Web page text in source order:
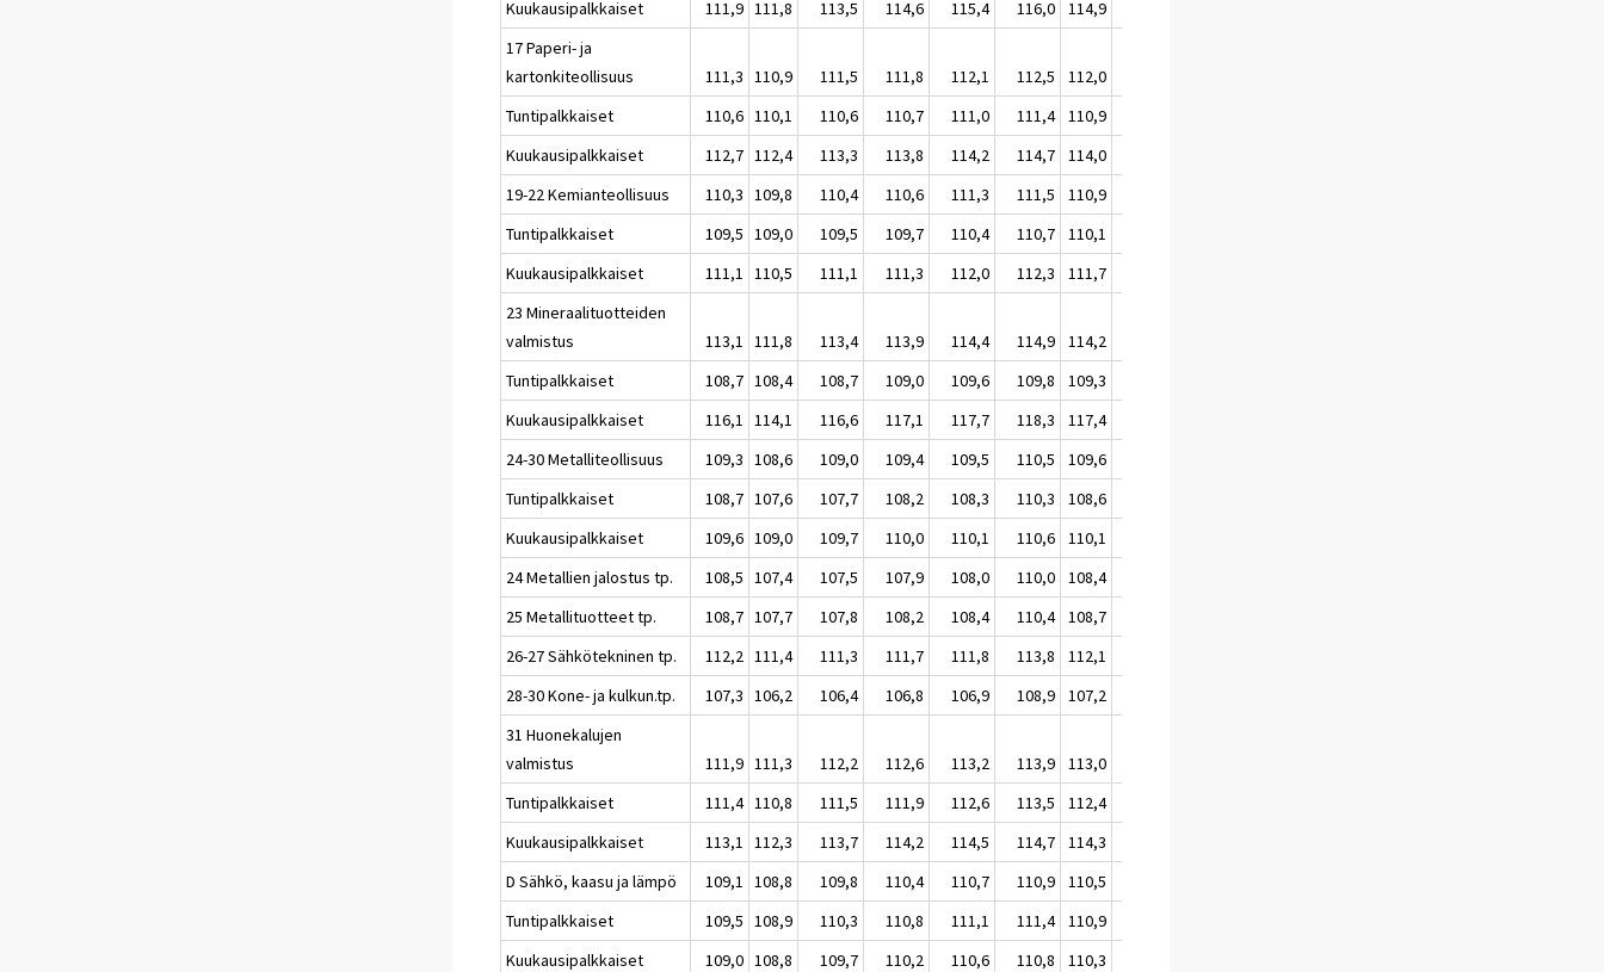
Kuukausipalkkaiset
111,9 111,8 113,5 114,6 115,4 116,0 114,9
17 Paperi- ja
kartonkiteollisuus
111,3 110,9 111,5 111,8 112,1 112,5 112,0
Tuntipalkkaiset
110,6 110,1 110,6 110,7 111,0 111,4 110,9
Kuukausipalkkaiset
112,7 112,4 113,3 113,8 114,2 114,7 114,0
19-22 Kemianteollisuus
110,3 109,8 110,4 110,6 111,3 111,5 110,9
Tuntipalkkaiset
109,5 109,0 109,5 109,7 110,4 110,7 110,1
Kuukausipalkkaiset
111,1 110,5 111,1 111,3 112,0 112,3 111,7
23 Mineraalituotteiden
valmistus
113,1 111,8 113,4 113,9 114,4 114,9 114,2
Tuntipalkkaiset
108,7 108,4 108,7 109,0 109,6 109,8 109,3
Kuukausipalkkaiset
116,1 114,1 116,6 117,1 117,7 118,3 117,4
24-30 Metalliteollisuus
109,3 108,6 109,0 109,4 109,5 110,5 109,6
Tuntipalkkaiset
108,7 107,6 107,7 108,2 108,3 110,3 108,6
Kuukausipalkkaiset
109,6 109,0 109,7 110,0 110,1 110,6 110,1
24 Metallien jalostus tp.
108,5 107,4 107,5 107,9 108,0 110,0 108,4
25 Metallituotteet tp.
108,7 107,7 107,8 108,2 108,4 110,4 108,7
26-27 Sähkötekninen tp.
112,2 111,4 111,3 111,7 111,8 113,8 112,1
28-30 Kone- ja kulkun.tp.
107,3 106,2 106,4 106,8 106,9 108,9 107,2
31 Huonekalujen
valmistus
111,9 111,3 112,2 112,6 113,2 113,9 113,0
Tuntipalkkaiset
111,4 110,8 111,5 111,9 112,6 113,5 112,4
Kuukausipalkkaiset
113,1 112,3 113,7 114,2 114,5 114,7 114,3
D Sähkö, kaasu ja lämpö
109,1 108,8 109,8 110,4 110,7 110,9 110,5
Tuntipalkkaiset
109,5 108,9 110,3 110,8 111,1 111,4 110,9
Kuukausipalkkaiset
109,0 108,8 109,7 110,2 110,6 110,8 110,3